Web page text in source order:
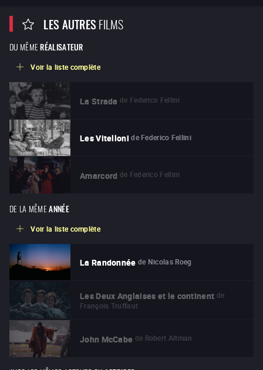
LES AUTRESFILMS
DU MÊME RÉALISATEUR
Voir la liste complète
La Strada de Federico Fellini
Les Vitelloni de Federico Fellini
Amarcord de Federico Fellini
DE LA MÊME ANNÉE
Voir la liste complète
La Randonnée de Nicolas Roeg
Les Deux Anglaises et le continent de
François Truffaut
John McCabe de Robert Altman